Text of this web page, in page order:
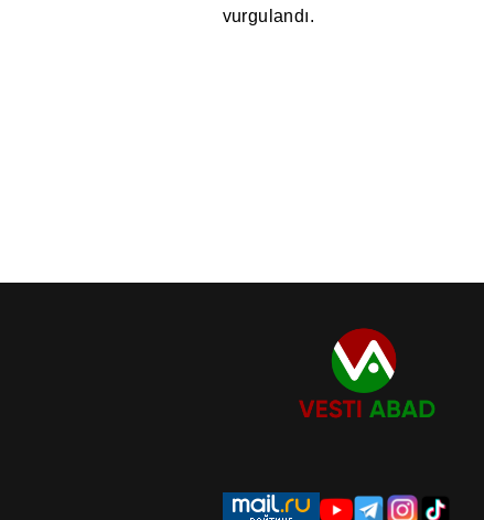
vurgulandı.